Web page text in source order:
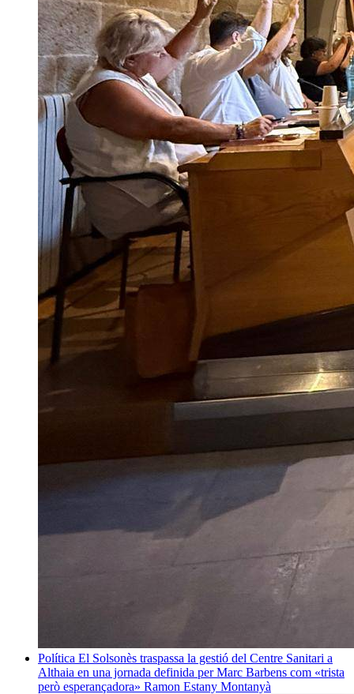
Política El Solsonès traspassa la gestió del Centre Sanitari a
Althaia en una jornada definida per Marc Barbens com «trista
però esperançadora» Ramon Estany Montanyà